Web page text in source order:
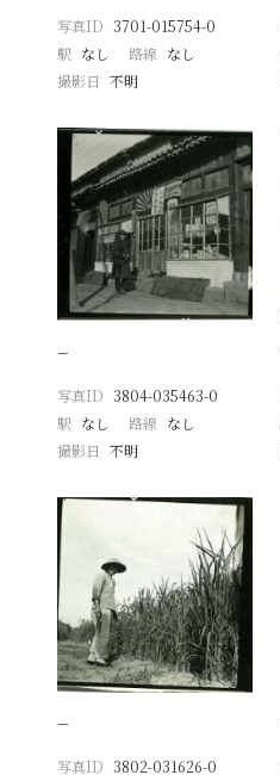
写真ID 3701-015754-0
駅 なし 路線 なし
撮影日
不明
−
写真ID 3804-035463-0
駅 なし 路線 なし
撮影日
不明
−
写真ID 3802-031626-0